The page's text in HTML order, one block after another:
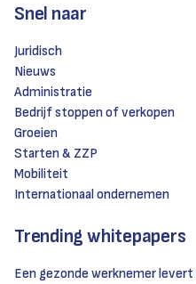
Snel naar
Juridisch
Nieuws
Administratie
Bedrijf stoppen of verkopen
Groeien
Starten & ZZP
Mobiliteit
Internationaal ondernemen
Trending whitepapers
Een gezonde werknemer